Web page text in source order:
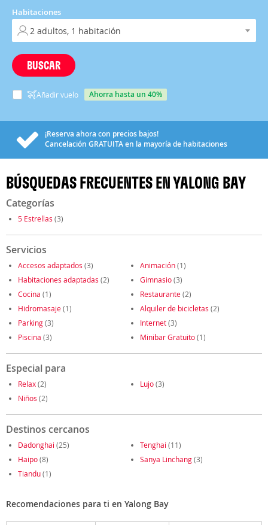
Habitaciones
BUSCAR
Añadir vuelo ahorra hasta un 40%
¡Reserva ahora con precios bajos!
Cancelación GRATUITAen la mayoría de habitaciones
BÚSQUEDAS FRECUENTES EN YALONG BAY
Categorías
5 Estrellas (3)
Servicios
Accesos adaptados (3) Animación(1)
Habitaciones adaptadas (2) Gimnasio(3)
Cocina (1) Restaurante(2)
Hidromasaje(1) Alquiler de bicicletas (2)
Parking(3) Internet(3)
Piscina (3) Minibar Gratuito(1)
Especial para
Relax(2) Lujo(3)
Niños (2)
Destinos cercanos
Dadonghai (25) Tenghai (11)
Haipo(8) Sanya Linchang(3)
Tiandu(1)
Recomendaciones para ti en Yalong Bay